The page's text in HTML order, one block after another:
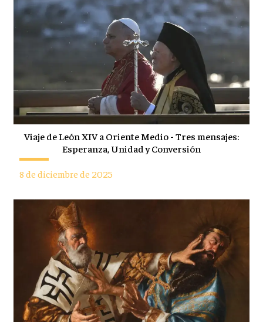
Viaje de León XIV a Oriente Medio - Tres mensajes:
Esperanza, Unidad y Conversión
8 de diciembre de 2025